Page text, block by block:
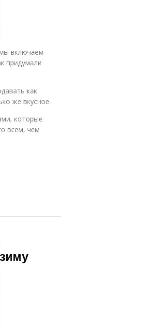
включаем
придумали
как
же вкусное.
которые
всем, чем